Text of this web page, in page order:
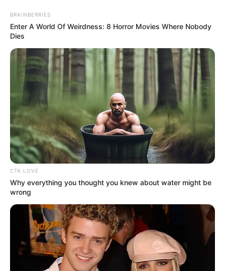
HOME
SERIES
BRAINBERRIES
Enter A World Of Weirdness: 8 Horror Movies Where Nobody
Dies
CTA LOVE
Why everything you thought you knew about water might be
wrong